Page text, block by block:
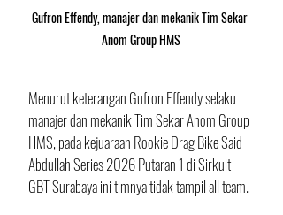
Gufron Effendy, manajer dan mekanik Tim Sekar
Anom Group HMS
Menurut keterangan Gufron Effendy selaku
manajer dan mekanik Tim Sekar Anom Group
HMS, pada kejuaraan Rookie Drag Bike Said
Abdullah Series 2026 Putaran 1 di Sirkuit
GBT Surabaya ini timnya tidak tampil all team.